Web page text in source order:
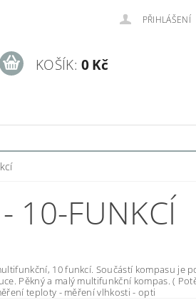
PŘIHLÁŠENÍ
KOŠÍK: 0 Kč
10-FUNKCÍ
funkcí. Součástí kompasu je poutko pro
( Potěší i jako
dárek ) - měření teploty - měření vlhkosti - opti